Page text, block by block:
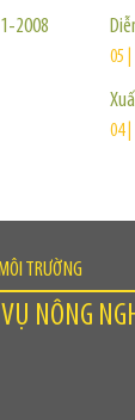
2008
05 |
04 |
TRƯỜNG
NÔNG